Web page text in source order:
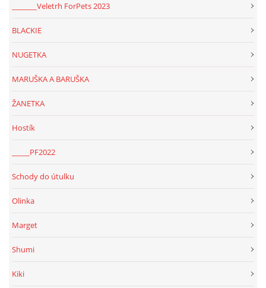
_______Veletrh ForPets 2023
BLACKIE
NUGETKA
MARUŠKA A BARUŠKA
ŽANETKA
Hostík
_____PF2022
Schody do útulku
Olinka
Marget
Shumi
Kiki